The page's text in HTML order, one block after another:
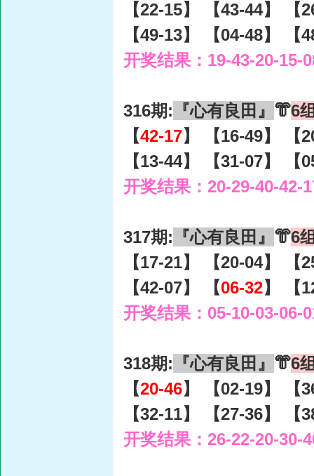
【22-15】 【43-44】 【
【49-13】 【04-48】 【
开奖结果：19-43-20-15-
316期: 『心有良田』 👘6
【42-17】 【16-49】 【
【13-44】 【31-07】 【
开奖结果：20-29-40-42-
317期: 『心有良田』 👘6
【17-21】 【20-04】 【
【42-07】 【06-32】 【
开奖结果：05-10-03-06-
318期: 『心有良田』 👘6
【20-46】 【02-19】 【
【32-11】 【27-36】 【
开奖结果：26-22-20-30-